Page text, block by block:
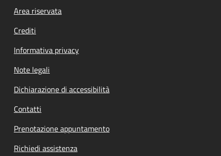
Footer menu
Area riservata
Crediti
Informativa privacy
Note legali
Dichiarazione di accessibilità
Contatti
Prenotazione appuntamento
Richiedi assistenza